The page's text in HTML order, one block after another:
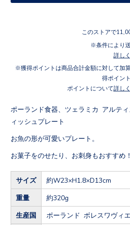
このストアで
条件により
詳し
獲得ポイントは商品合計金額に対して加
得ポイン
ポイントについて詳し
ポーランド食器、ツェラミカ アルテ
ィッシュプレート
お魚の形が可愛いプレート。
お菓子をのせたり、お刺身もおすすめ！
サイズ 約W23×H1.8×D13cm
重量 約320g
生産国 ポーランド ボレスワヴィ